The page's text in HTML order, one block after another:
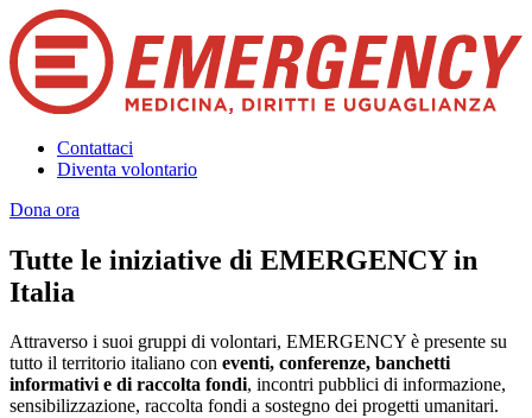
Contattaci
Diventa volontario
Dona ora
Tutte le iniziative di EMERGENCY in
Italia
Attraverso i suoi gruppi di volontari, EMERGENCY è presente su
tutto il territorio italiano con eventi, conferenze, banchetti
informativi e di raccolta fondi, incontri pubblici di informazione,
sensibilizzazione, raccolta fondi a sostegno dei progetti umanitari.